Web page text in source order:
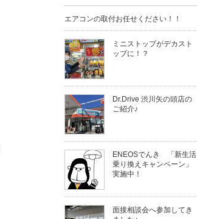
エアコンの取付お任せください！！
ミニストップがデカスト
ップに！？
Dr.Drive 渋川矢の頭店の
ご紹介♪
ENEOSでんき 「新生活
乗り換えキャンペーン」
実施中！
面接相談会へ参加してき